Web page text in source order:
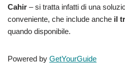
Cahir – si tratta infatti di una
conveniente, che include anche il
quando disponibile.
Powered by GetYourGuide